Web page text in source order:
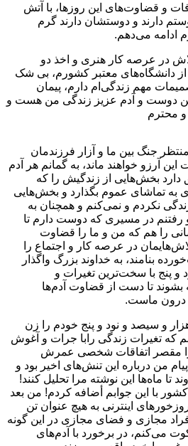
و قضاوت‌های این روزها، با آتش
دارند و دوستشان دارند گرم
ادامه می‌دهم.
در عرصه کار هنری و اخذ دو
دانشگاه‌های معتبر کشورم، بی شک
مهم زندگی‌ام دارم، پیمان
دوست و آدم عزیز زندگی من هست و
و محترم
جنگ بین ما و آزار فرزندمان
آرزو خواهند ماند، به گمانم هر آدم
بخش‌هایی از زندگیش را که
تماشای عموم بگذارد و بخش‌هایی
نکردم و نمی‌کنم و همچنان به
در مسیری که دوست دارم تا
را هم که من و ما را قضاوت
در عرصه کار و اجتماع را
بنامند، به خداوند بزرگ واگذار
و پنج با سخت‌ترین تغیرات و
تا دست از قضاوت آدم‌ها
درون ماست.
و سیصد و نود و پنج خودم را زن
که تغیرات زندگی رابا جرات و آغوش
مقصر اتفاقات شخصی عمرش
من درباره این تنش‌های اخیر بود و
تا ماه‌ها این نوشته مرا تحلیل کنند!
با این جوابم أضافه کردم! من بعد
اینترنی به هیچ عنوان تن
مجازی و فضای مجازی در این گونه
می‌کنم، در برخورد با آدم‌های